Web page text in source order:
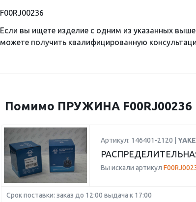
F00RJ00236
Если вы ищете изделие с одним из указанных
можете получить квалифицированную
Помимо ПРУЖИНА F00RJ00236
Артикул: 146401-2120 | YAKE
Вы искали артикул
Срок поставки: заказ до 12:00 выдача к 17:00